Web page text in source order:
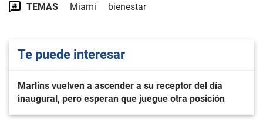
TEMAS Miami bienestar
Te puede interesar
Marlins vuelven a ascender a su receptor del día
inaugural, pero esperan que juegue otra posición